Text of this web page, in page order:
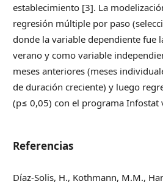
establecimiento [3]. La
regresión múltiple por paso
donde la variable dependiente fue
verano y como variable
meses anteriores (meses
de duración creciente) y luego
(p≤ 0,05) con el programa Infostat
Referencias
Díaz-Solis, H., Kothmann, M.M.,